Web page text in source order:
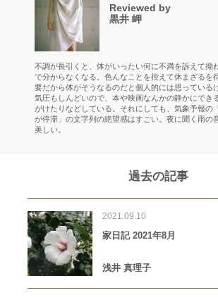
Reviewed by
黒井 岬
不調が長引くと、体がいったい何に不満を訴えて拗
で分からなくなる。色んなことを控えて休まざるを
要だから体がそうなるのだと個人的には思っている
気圧もしんどいので、本や映画なんかの静かにでき
がけたりなどしている。それにしても、気象予報の
が停滞」の文字列の絶望感はすごい。夜に聞く雨の
美しい。
過去の記事
2021.09.10
家日記 2021年8月
浅井 真理子